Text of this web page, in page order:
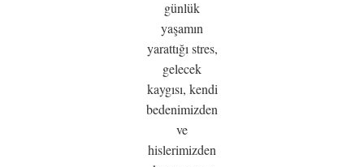
günlük
yaşamın
yarattığı stres,
gelecek
kaygısı, kendi
bedenimizden
ve
hislerimizden